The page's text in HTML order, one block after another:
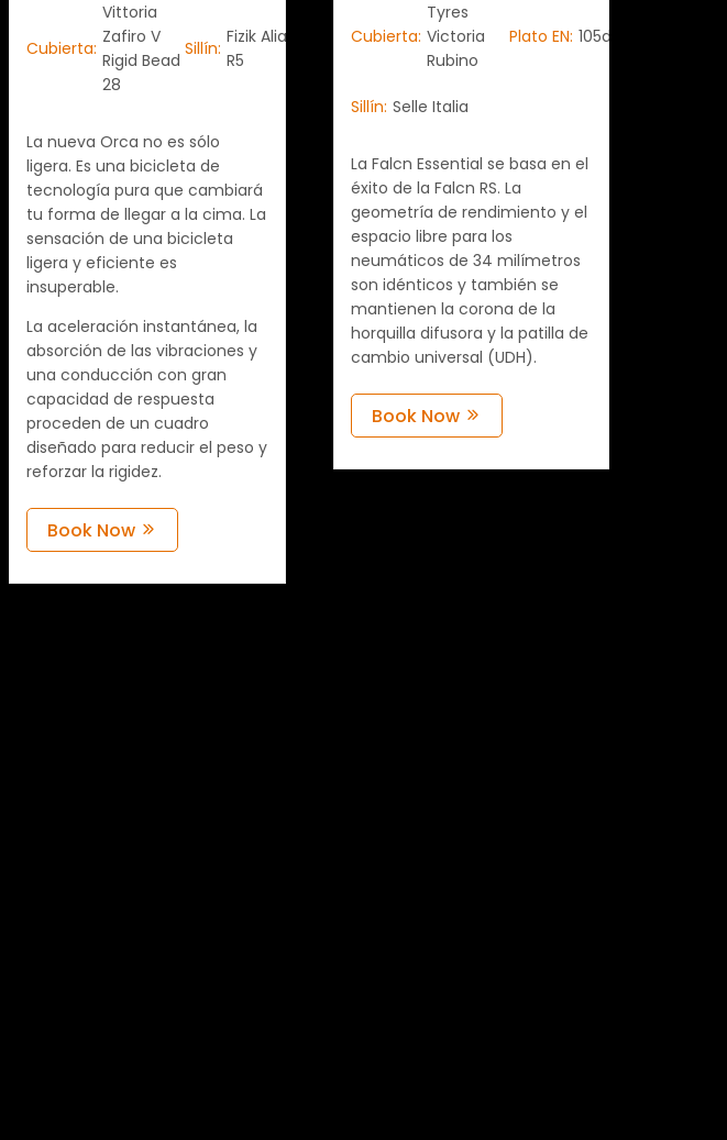
Cubierta:
Vittoria
Zafiro V
Rigid Bead
28
Sillín:
Fizik Aliante
R5
La nueva Orca no es sólo
ligera. Es una bicicleta de
tecnología pura que cambiará
tu forma de llegar a la cima. La
sensación de una bicicleta
ligera y eficiente es
insuperable.
La aceleración instantánea, la
absorción de las vibraciones y
una conducción con gran
capacidad de respuesta
proceden de un cuadro
diseñado para reducir el peso y
reforzar la rigidez.
Book Now
Cubierta:
Tyres
Victoria
Rubino
Plato EN: 105di2
Sillín: Selle Italia
La Falcn Essential se basa en el
éxito de la Falcn RS. La
geometría de rendimiento y el
espacio libre para los
neumáticos de 34 milímetros
son idénticos y también se
mantienen la corona de la
horquilla difusora y la patilla de
cambio universal (UDH).
Book Now